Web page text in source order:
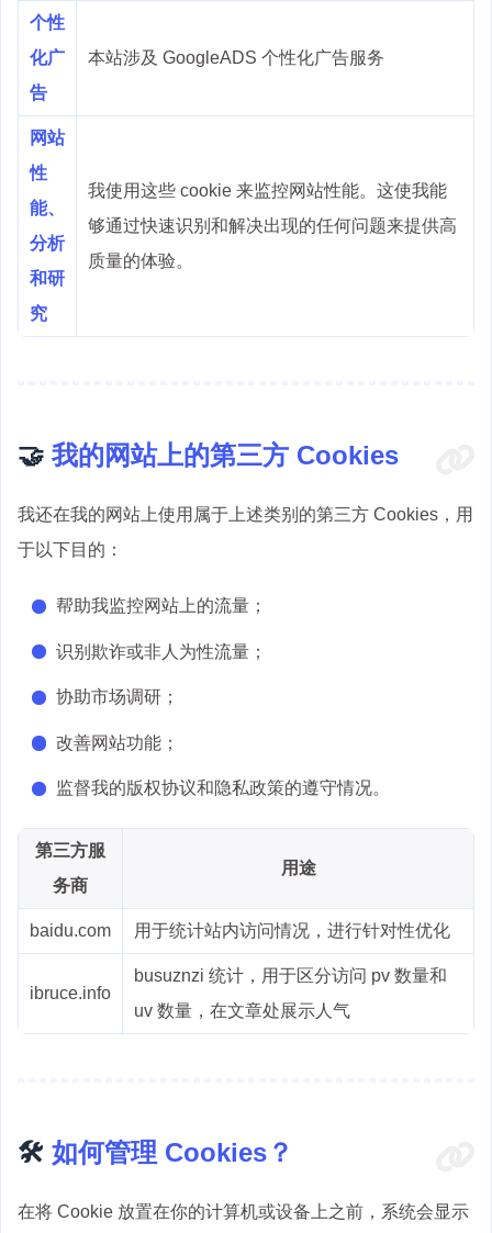
个性
化广
告
本站涉及 GoogleADS 个性化广告服务
网站
性
能、
分析
和研
究
我使用这些 cookie 来监控网站性能。这使我能
够通过快速识别和解决出现的任何问题来提供高
质量的体验。
🤝 我的网站上的第三方 Cookies
我还在我的网站上使用属于上述类别的第三方 Cookies，用
于以下目的：
帮助我监控网站上的流量；
识别欺诈或非人为性流量；
协助市场调研；
改善网站功能；
监督我的版权协议和隐私政策的遵守情况。
第三方服
务商
用途
baidu.com 用于统计站内访问情况，进行针对性优化
ibruce.info
busuznzi 统计，用于区分访问 pv 数量和
uv 数量，在文章处展示人气
🛠️ 如何管理 Cookies？
在将 Cookie 放置在你的计算机或设备上之前，系统会显示